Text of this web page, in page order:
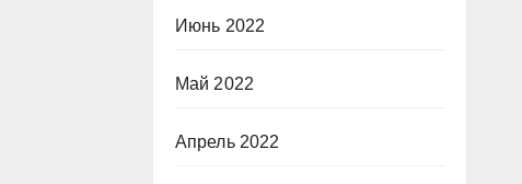
Июнь 2022
Май 2022
Апрель 2022